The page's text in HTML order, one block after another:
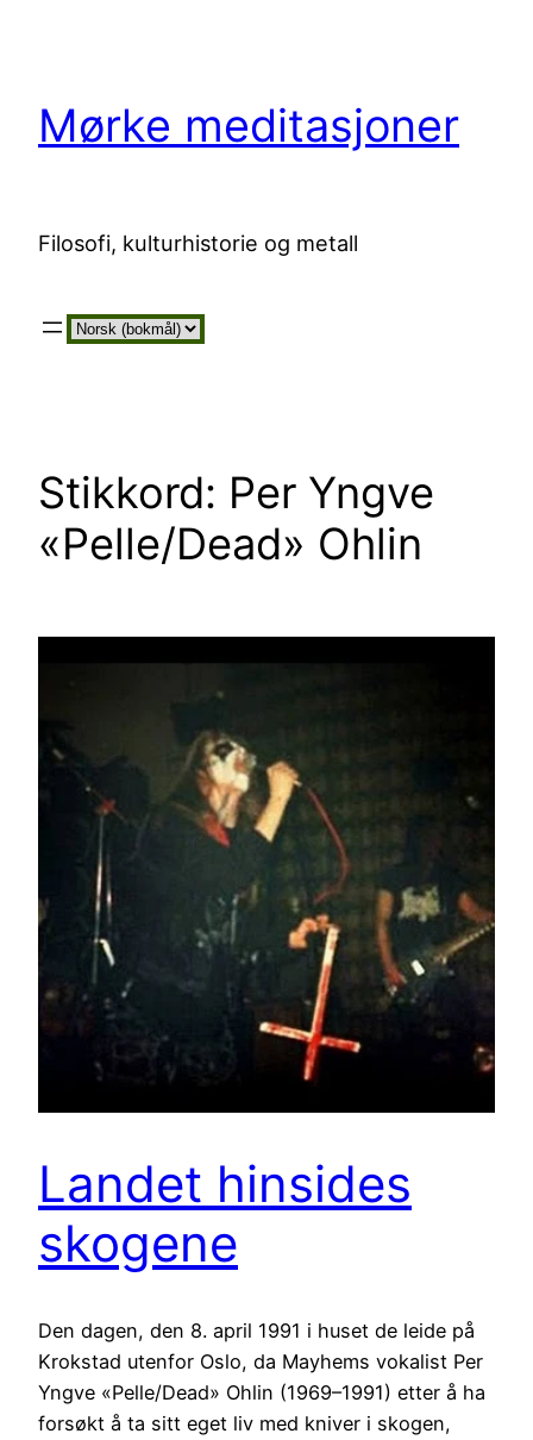
Mørke meditasjoner
Filosofi, kulturhistorie og metall
Velg
Stikkord: Per Yngve
«Pelle/Dead» Ohlin
Landet hinsides
skogene
Den dagen, den 8. april 1991 i huset de leide på
Krokstad utenfor Oslo, da Mayhems vokalist Per
Yngve «Pelle/Dead» Ohlin (1969–1991) etter å ha
forsøkt å ta sitt eget liv med kniver i skogen,